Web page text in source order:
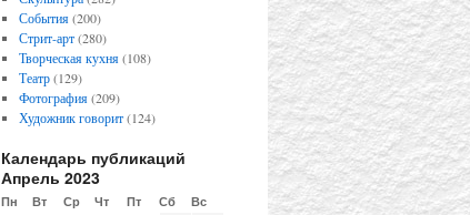
События(200)
Стрит-арт(280)
Творческая кухня(108)
Театр(129)
Фотография(209)
Художник говорит(124)
Календарь публикаций
Апрель 2023
Пн Вт Ср Чт Пт Сб Вс